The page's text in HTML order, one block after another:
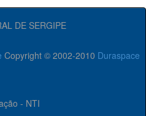
DE SERGIPE
Copyright © 2002-2010 Duraspace
- NTI